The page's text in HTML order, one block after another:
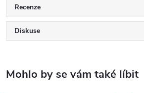
Recenze
Diskuse